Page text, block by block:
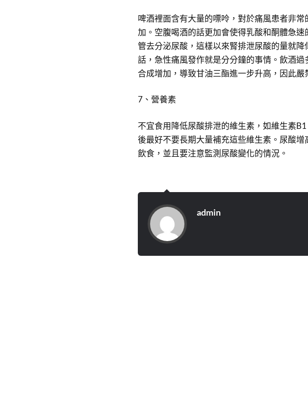
啤酒裡面含有大量的嘌呤，對於痛風患者非
加。空腹喝酒的話更加會使得乳酸和酮體急
管去分泌尿酸，這樣以來腎排泄尿酸的量就
話，急性痛風發作就是分分鐘的事情。飲酒
合成增加，導致甘油三酯進一步升高，因此嚴
7、營養素
不宜食用降低尿酸排泄的維生素，如維生素
後最好不要長期大量補充這些維生素。尿酸
飲食，並且要注意監測尿酸變化的情況。
admin